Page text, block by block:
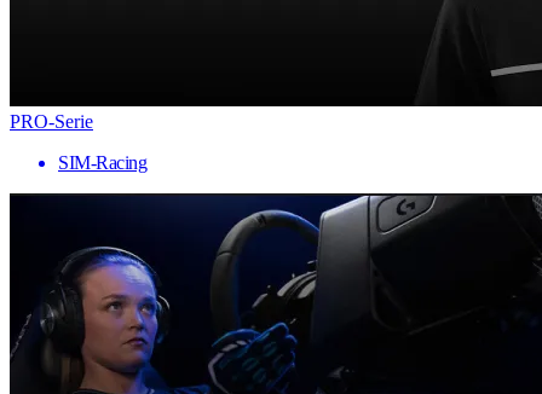
PRO-Serie
SIM-Racing